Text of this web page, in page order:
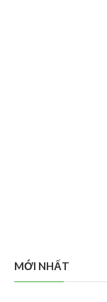
MỚI NHẤT